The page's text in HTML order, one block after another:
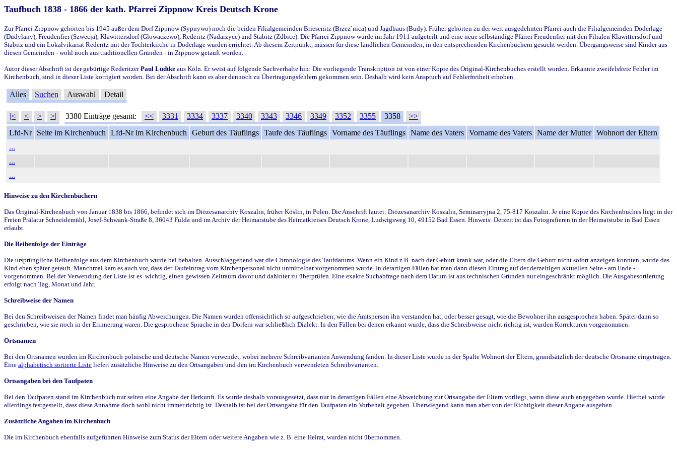
Taufbuch 1838 - 1866 der kath. Pfarrei Zippnow Kreis Deutsch Krone
Zur Pfarrei Zippnow gehörten bis 1945 außer dem Dorf Zippnow (Sypnywo) noch die beiden Filialgemeinden Briesenitz (Brzez`nica) und Jagdhaus (Budy). Früher gehörten zu der weit ausgedehnten Pfarrei auch die Filialgemeinden Doderlage
(Dudylany), Freudenfier (Szwecja), Klawittersdorf (Glowaczewo), Rederitz (Nadarzyce) und Stabitz (Zdbice). Die Pfarrei Zippnow wurde im Jahr 1911 aufgeteilt und eine neue selbständige Pfarrei Freudenfier mit den Filialen Klawittersdorf und
Stabitz und ein Lokalvikariat Rederitz mit der Tochterkirche in Doderlage wurden errichtet. Ab diesem Zeitpunkt, müssen für diese ländlichen Gemeinden, in den entsprechenden Kirchenbüchern gesucht werden. Übergangsweise sind Kinder aus
diesen Gemeinden - wohl noch aus traditionellen Gründen - in Zippnow getauft worden.
Autor dieser Abschrift ist der gebürtige RederitzerPaul Lüdtke aus Köln. Er weist auf folgende Sachverhalte hin: Die vorliegende Transkription ist von einer Kopie des Original-Kirchenbuches erstellt worden. Erkannte zweifelsfreie Fehler im
Kirchenbuch, sind in dieser Liste korrigiert worden. Bei der Abschrift kann es aber dennoch zu Übertragungsfehlern gekommen sein. Deshalb wird kein Anspruch auf Fehlerfreiheit erhoben.
Alles Suchen Auswahl Detail
|< < > >| 3380 Einträge gesamt: << 3331 3334 3337 3340 3343 3346 3349 3352 3355 3358
>>
Lfd-Nr
Seite im Kirchenbuch Lfd-Nr im Kirchenbuch Geburt des Täuflings Taufe des Täuflings Vorname des Täuflings Name des Vaters Vorname des Vaters Name der Mutter Wohnort der Eltern
...
...
...
Hinweise zu den Kirchenbüchern
Das Original-Kirchenbuch von Januar 1838 bis 1866, befindet sich im Diözesanarchiv Koszalin, früher Köslin, in Polen. Die Anschrift lautet: Diözesanarchiv Koszalin, Seminarryjna 2, 75-817 Koszalin. Je eine Kopie des Kirchenbuches liegt in der
Freien Prälatur Schneidemühl, Josef-Schwank-Straße 8, 36043 Fulda und im Archiv der Heimatstube des Heimatkreises Deutsch Krone, Ludwigsweg 10, 49152 Bad Essen. Hinweis: Derzeit ist das Fotografieren in der Heimatstube in Bad Essen
erlaubt.
Die Reihenfolge der Einträge
Die ursprüngliche Reihenfolge aus dem Kirchenbuch wurde bei behalten. Ausschlaggebend war die Chronologie des Taufdatums. Wenn ein Kind z.B. nach der Geburt krank war, oder die Eltern die Geburt nicht sofort anzeigen konnten, wurde das
Kind eben später getauft. Manchmal kam es auch vor, dass der Taufeintrag vom Kirchenpersonal nicht unmittelbar vorgenommen wurde. In derartigen Fällen hat man dann diesen Eintrag auf der derzeitigen aktuellen Seite - am Ende -
vorgenommen. Bei der Verwendung der Liste ist es wichtig, einen gewissen Zeitraum davor und dahinter zu überprüfen. Eine exakte Suchabfrage nach dem Datum ist aus technischen Gründen nur eingeschränkt möglich. Die Ausgabesortierung
erfolgt nach Tag, Monat und Jahr.
Schreibweise der Namen
Bei den Schreibweisen der Namen findet man häufig Abweichungen. Die Namen wurden offensichtlich so aufgeschrieben, wie die Amtsperson ihn verstanden hat, oder besser gesagt, wie die Bewohner ihn ausgesprochen haben. Später dann so
geschrieben, wie sie noch in der Erinnerung waren. Die gesprochene Sprache in den Dörfern war schließlich Dialekt. In den Fällen bei denen erkannt wurde, dass die Schreibweise nicht richtig ist, wurden Korrekturen vorgenommen.
Ortsnamen
Bei den Ortsnamen wurden im Kirchenbuch polnische und deutsche Namen verwendet, wobei mehrere Schreibvarianten Anwendung fanden. In dieser Liste wurde in der Spalte Wohnort der Eltern, grundsätzlich der deutsche Ortsname eingetragen.
Eine alphabetisch sortierte Liste liefert zusätzliche Hinweise zu den Ortsangaben und den im Kirchenbuch verwendeten Schreibvarianten.
Ortsangaben bei den Taufpaten
Bei den Taufpaten stand im Kirchenbuch nur selten eine Angabe der Herkunft. Es wurde deshalb vorausgesetzt, dass nur in derartigen Fällen eine Abweichung zur Ortsangabe der Eltern vorliegt, wenn diese auch angegeben wurde. Hierbei wurde
allerdings festgestellt, dass diese Annahme doch wohl nicht immer richtig ist. Deshalb ist bei der Ortsangabe für den Taufpaten ein Vorbehalt gegeben. Überwiegend kann man aber von der Richtigkeit dieser Angabe ausgehen.
Zusätzliche Angaben im Kirchenbuch
Die im Kirchenbuch ebenfalls aufgeführten Hinweise zum Status der Eltern oder weitere Angaben wie z. B. eine Heirat, wurden nicht übernommen.